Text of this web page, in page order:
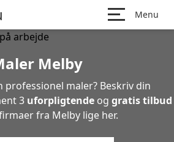
Menu
Melby
professionel maler? Beskriv din
3 uforpligtendeog gratis tilbud
fra Melby lige her.